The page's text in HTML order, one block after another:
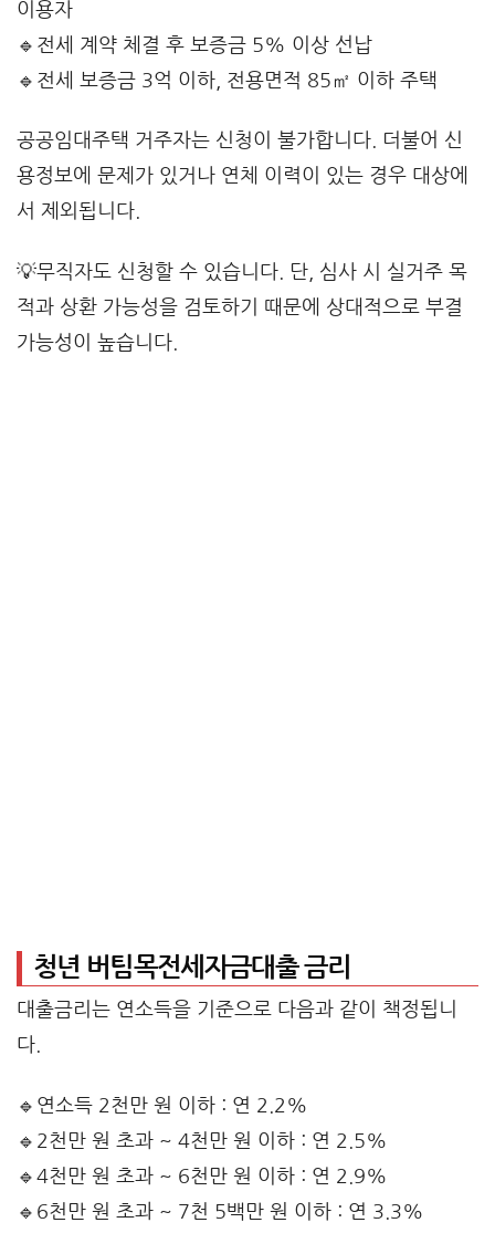
이용자
🔹전세 계약 체결 후 보증금 5% 이상 선납
🔹전세 보증금 3억 이하, 전용면적 85㎡ 이하 주택
공공임대주택 거주자는 신청이 불가합니다. 더불어 신
용정보에 문제가 있거나 연체 이력이 있는 경우 대상에
서 제외됩니다.
💡무직자도 신청할 수 있습니다. 단, 심사 시 실거주 목
적과 상환 가능성을 검토하기 때문에 상대적으로 부결
가능성이 높습니다.
청년 버팀목전세자금대출 금리
대출금리는 연소득을 기준으로 다음과 같이 책정됩니
다.
🔹연소득 2천만 원 이하 : 연 2.2%
🔹2천만 원 초과 ~ 4천만 원 이하 : 연 2.5%
🔹4천만 원 초과 ~ 6천만 원 이하 : 연 2.9%
🔹6천만 원 초과 ~ 7천 5백만 원 이하 : 연 3.3%